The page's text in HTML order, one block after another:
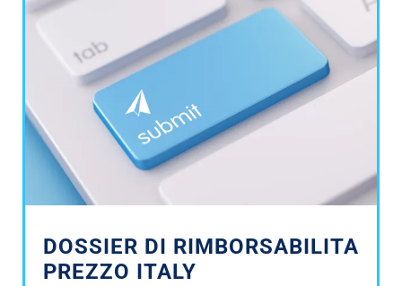
DOSSIER DI RIMBORSABILITA
PREZZO ITALY